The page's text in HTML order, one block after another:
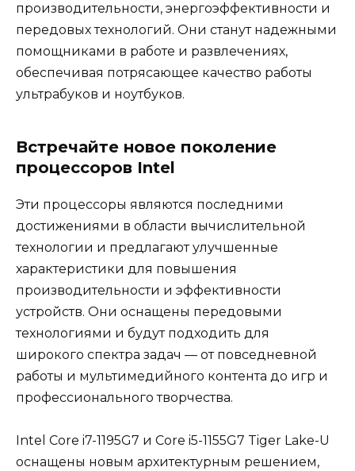
производительности, энергоэффективности и
передовых технологий. Они станут надежными
помощниками в работе и развлечениях,
обеспечивая потрясающее качество работы
ультрабуков и ноутбуков.
Встречайте новое поколение
процессоров Intel
Эти процессоры являются последними
достижениями в области вычислительной
технологии и предлагают улучшенные
характеристики для повышения
производительности и эффективности
устройств. Они оснащены передовыми
технологиями и будут подходить для
широкого спектра задач — от повседневной
работы и мультимедийного контента до игр и
профессионального творчества.
Intel Core i7-1195G7 и Core i5-1155G7 Tiger Lake-U
оснащены новым архитектурным решением,